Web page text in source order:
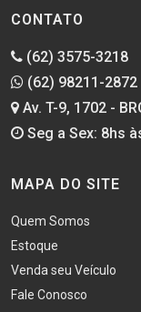
CONTATO
(62) 3575-3218
(62) 98211-2872
Av. T-9, 1702 -
Seg a Sex: 8hs
MAPA DO SITE
Quem Somos
Estoque
Venda seu Veículo
Fale Conosco